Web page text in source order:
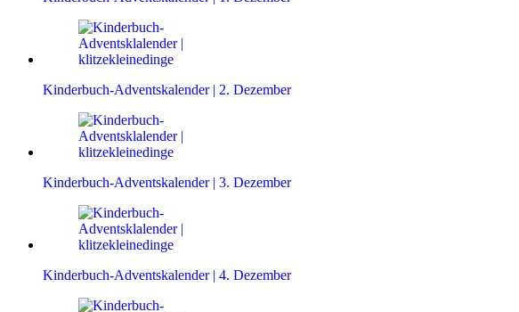
Kinderbuch-Adventskalender | 2. Dezember
Kinderbuch-Adventskalender | 3. Dezember
Kinderbuch-Adventskalender | 4. Dezember